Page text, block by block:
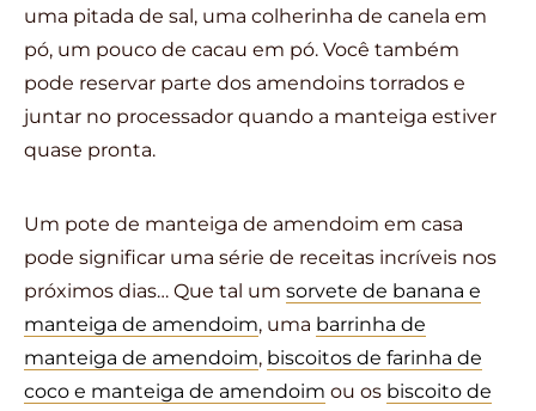
uma pitada de sal, uma colherinha de canela em
pó, um pouco de cacau em pó. Você também
pode reservar parte dos amendoins torrados e
juntar no processador quando a manteiga estiver
quase pronta.
Um pote de manteiga de amendoim em casa
pode significar uma série de receitas incríveis nos
próximos dias… Que tal um sorvete de banana e
manteiga de amendoim, uma barrinha de
manteiga de amendoim, biscoitos de farinha de
coco e manteiga de amendoim ou os biscoito de